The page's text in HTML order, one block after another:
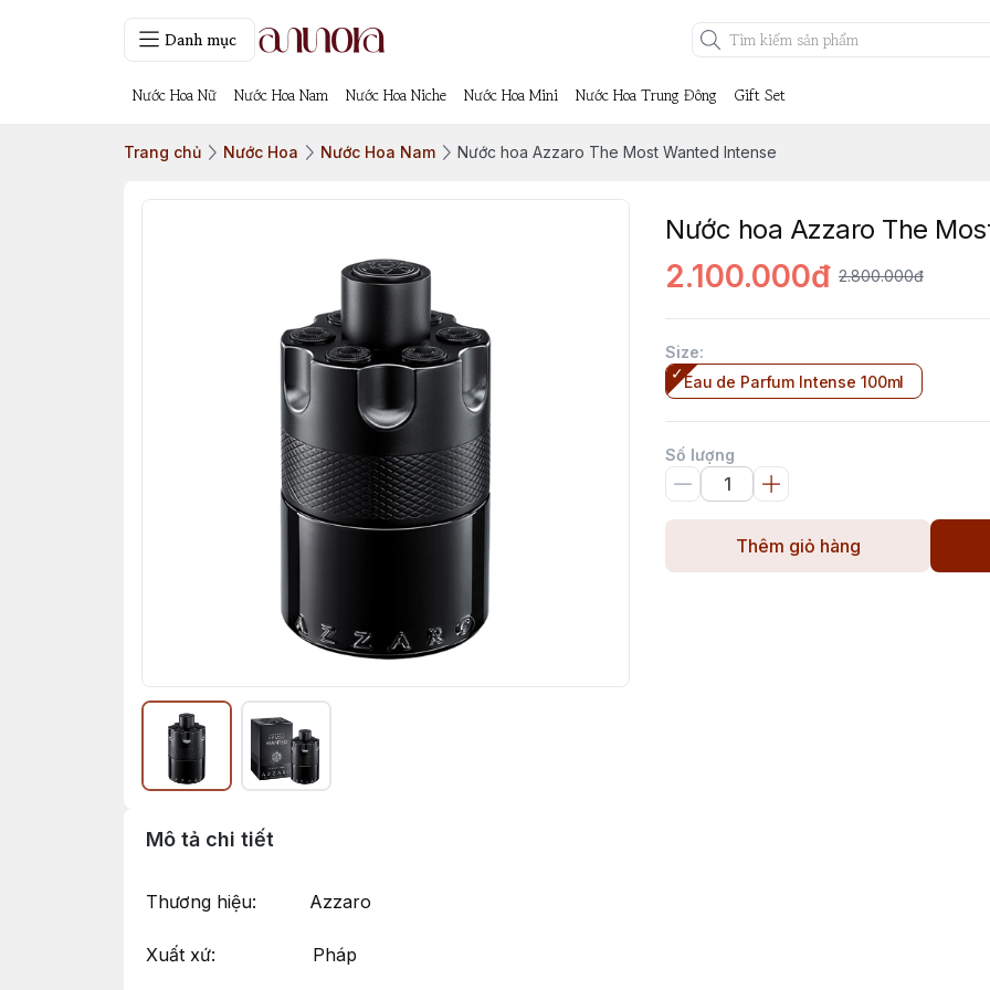
Danh mục
Nước Hoa Nữ Nước Hoa Nam Nước Hoa Niche Nước Hoa Mini Nước Hoa Trung Đông Gift Set
Trang chủ Nước Hoa Nước Hoa Nam Nước hoa Azzaro The Most Wanted Intense
Nước hoa Azzaro The
2.100.000đ 2.800.000đ
Size:
Eau de Parfum Intense 100ml
Số lượng
Thêm giỏ hàng
Mô tả chi tiết
Thương hiệu: Azzaro
Xuất xứ: Pháp